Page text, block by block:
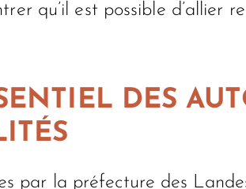
qu’il est possible d’allier
DES
par la préfecture des